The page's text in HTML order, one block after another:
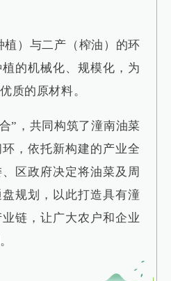
植）与二产（榨油）的环
的机械化、规模化，为
质的原材料。
”，共同构筑了潼南油菜
，依托新构建的产业全
区政府决定将油菜及周
规划，以此打造具有潼
链，让广大农户和企业